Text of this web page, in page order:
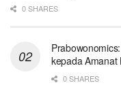
0 SHARES
kepada Amanat
0 SHARES